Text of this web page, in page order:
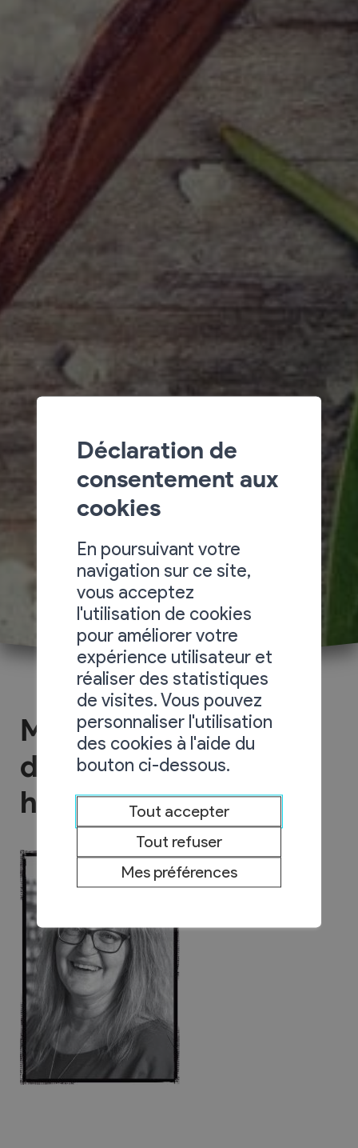
Melipona Ecole
d'apithérapie
holistique
Déclaration de
consentement aux
cookies
En poursuivant votre
navigation sur ce site,
vous acceptez
l'utilisation de cookies
pour améliorer votre
expérience utilisateur et
réaliser des statistiques
de visites. Vous pouvez
personnaliser l'utilisation
des cookies à l'aide du
bouton ci-dessous.
Tout accepter
Tout refuser
Mes préférences